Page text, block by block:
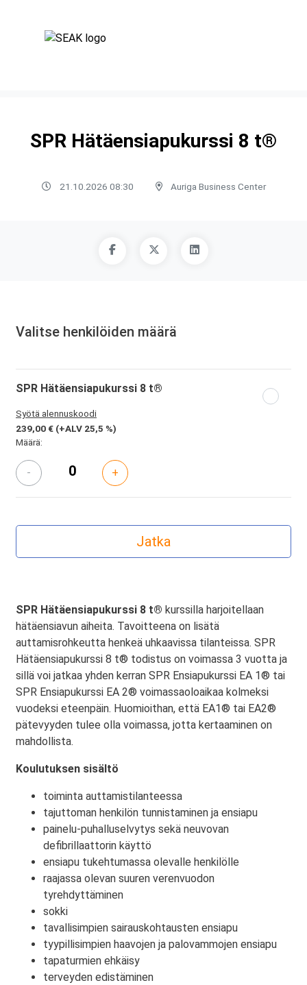
SPR Hätäensiapukurssi 8 t®
21.10.2026 08:30 Auriga Business Center
Valitse henkilöiden määrä
SPR Hätäensiapukurssi 8 t®
Syötä alennuskoodi
239,00 € (+ALV 25,5 %)
Määrä:
- +
SPR Hätäensiapukurssi 8 t® kurssilla harjoitellaan
hätäensiavun aiheita. Tavoitteena on lisätä
auttamisrohkeutta henkeä uhkaavissa tilanteissa. SPR
Hätäensiapukurssi 8 t® todistus on voimassa 3 vuotta ja
sillä voi jatkaa yhden kerran SPR Ensiapukurssi EA 1® tai
SPR Ensiapukurssi EA 2® voimassaoloaikaa kolmeksi
vuodeksi eteenpäin. Huomioithan, että EA1® tai EA2®
pätevyyden tulee olla voimassa, jotta kertaaminen on
mahdollista.
Koulutuksen sisältö
toiminta auttamistilanteessa
tajuttoman henkilön tunnistaminen ja ensiapu
painelu-puhalluselvytys sekä neuvovan
defibrillaattorin käyttö
ensiapu tukehtumassa olevalle henkilölle
raajassa olevan suuren verenvuodon
tyrehdyttäminen
sokki
tavallisimpien sairauskohtausten ensiapu
tyypillisimpien haavojen ja palovammojen ensiapu
tapaturmien ehkäisy
terveyden edistäminen